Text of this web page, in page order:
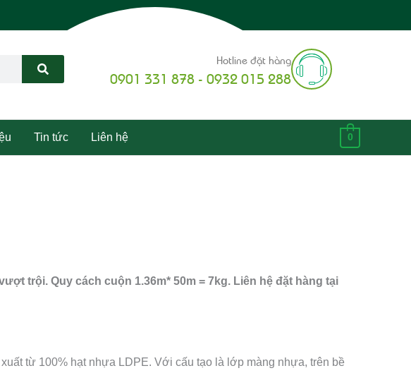
Hotline đặt hàng
0901 331 878 - 0932 015 288
Tin tức Liên hệ 0
trội. Quy cách cuộn 1.36m* 50m = 7kg. Liên hệ đặt hàng tại
từ 100% hạt nhựa LDPE. Với cấu tạo là lớp màng nhựa, trên bề